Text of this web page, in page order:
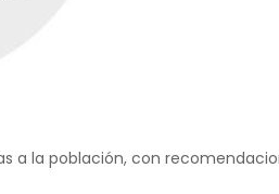
a la población, con